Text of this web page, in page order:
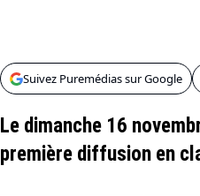
Suivez Puremédias sur Google
Le dimanche 16
première diffusion en